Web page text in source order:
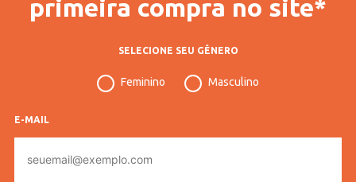
primeira compra no site*
SELECIONE SEU GÊNERO
Feminino Masculino
E-MAIL
mail